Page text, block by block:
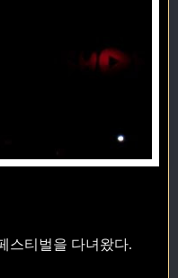
스티벌을 다녀왔다.